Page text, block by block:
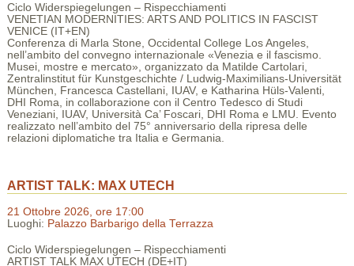
Ciclo Widerspiegelungen – Rispecchiamenti
VENETIAN MODERNITIES: ARTS AND POLITICS IN FASCIST
VENICE (IT+EN)
Conferenza di Marla Stone, Occidental College Los Angeles,
nell’ambito del convegno internazionale «Venezia e il fascismo.
Musei, mostre e mercato», organizzato da Matilde Cartolari,
Zentralinstitut für Kunstgeschichte / Ludwig-Maximilians-Universität
München, Francesca Castellani, IUAV, e Katharina Hüls-Valenti,
DHI Roma, in collaborazione con il Centro Tedesco di Studi
Veneziani, IUAV, Università Ca’ Foscari, DHI Roma e LMU. Evento
realizzato nell’ambito del 75° anniversario della ripresa delle
relazioni diplomatiche tra Italia e Germania.
ARTIST TALK: MAX UTECH
21 Ottobre 2026, ore 17:00
Luoghi: Palazzo Barbarigo della Terrazza
Ciclo Widerspiegelungen – Rispecchiamenti
ARTIST TALK MAX UTECH (DE+IT)